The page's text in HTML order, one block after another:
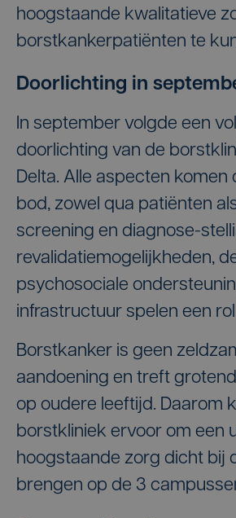
hoogstaande kwalitatieve
borstkankerpatiënten te
Doorlichting in
In september volgde een
doorlichting van de
Delta. Alle aspecten komen
bod, zowel qua patiënten
screening en diagnose-
revalidatiemogelijkheden,
psychosociale
infrastructuur spelen een
Borstkanker is geen
aandoening en treft
op oudere leeftijd. Daarom
borstkliniek ervoor om een
hoogstaande zorg dicht bij
brengen op de 3